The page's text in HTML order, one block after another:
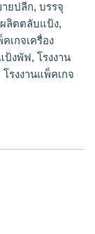
ยปลีก, บรรจุ
ลิตตลับแป้ง,
เกจเครื่อง
ป้งพัฟ, โรงงาน
โรงงานแพ็คเกจ